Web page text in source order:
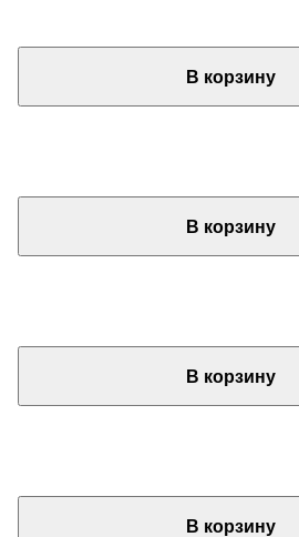
В корзину
В корзину
В корзину
В корзину